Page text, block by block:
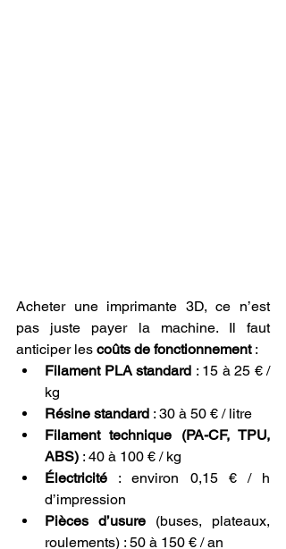
Acheter une imprimante 3D, ce n’est
pas juste payer la machine. Il faut
anticiper les coûts de fonctionnement :
Filament PLA standard : 15 à 25 € /
kg
Résine standard : 30 à 50 € / litre
Filament technique (PA-CF, TPU,
ABS) : 40 à 100 € / kg
Électricité : environ 0,15 € / h
d’impression
Pièces d’usure (buses, plateaux,
roulements) : 50 à 150 € / an